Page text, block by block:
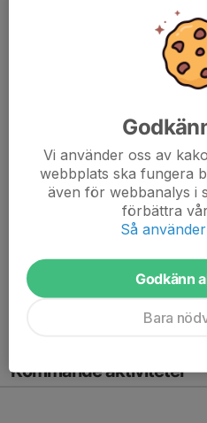
Det är inte simundervisning på
Höstens schema
11 sep 2022
0
Vi tränar torsdagar mellan 19.30
Minimax 29 september (v 39)
Minimax 24 nov (v 47)
Avslutning 8 december (v 49)
Kommande aktiviteter
Vi använder oss av
webbplats ska fungera
även för webbanalys i
förbättra
Så
Godkänn
Bara